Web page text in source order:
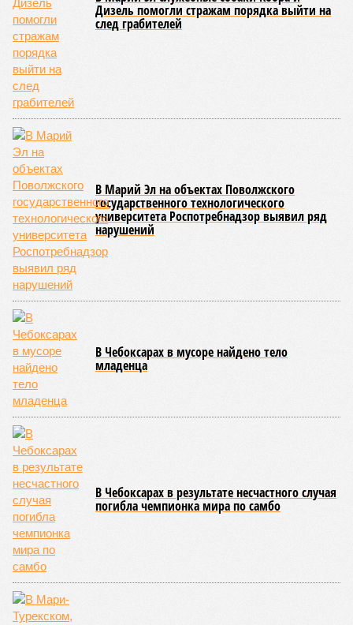
Параллельно с этим разработана полная разрядная сетка
по керешу, охватывающая все ступени от третьего
юношеского разряда до уровня кандидата в мастера
спорта. Такая структура призвана обеспечить системность
в подготовке юных атлетов и создать чёткие ориентиры
для последовательного повышения их квалификации.
Керешу представляет собой традиционное единоборство,
уходящее корнями в культуру чувашского народа. Схватка
проходит следующим образом: соперники располагаются
лицом друг к другу, при этом через пояс каждого из них
перекинуто специальное матерчатое полотенце;
удерживаясь за этот элемент экипировки, борцы вступают
в противоборство, основная задача которого заключается в
том, чтобы опрокинуть противника.
Современная версия чувашской национальной борьбы
была создана в 1990-х годах. С того периода дисциплина
переживает этап активного возрождения, сохраняя при
этом неразрывную связь с многовековыми народными
традициями.
В настоящее время керешу демонстрирует рост
популярности. В 2024 году в столице республики, городе
Чебоксары, на базе спортивной школы № 11 состоялось
торжественное открытие Республиканского центра
единоборств «Керешу». площадка имеет все необходимые
условия для полноценной подготовки спортсменов
высокого класса.
В том же году был проведён первый официальный
чемпионат по керешу, участие в котором приняли
сильнейшие борцы со всех районов Чувашии; турнир
наглядно продемонстрировал динамичный и зрелищный
характер этого вида спорта.
Керешу включён в перечень приоритетных спортивных
дисциплин на территории Чувашской Республики. Кроме